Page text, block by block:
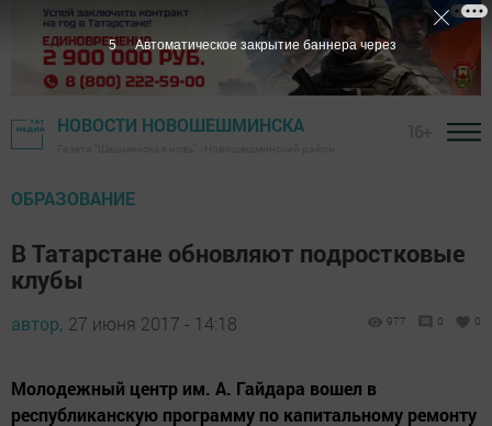
НОВОСТИ НОВОШЕШМИНСКА
ОБРАЗОВАНИЕ
В Татарстане обновляют подростковые
клубы
автор, 27 июня 2017 - 14:18 977 0 0
Молодежный центр им. А. Гайдара вошел в
республиканскую программу по капитальному ремонту
4 Автоматическое закрытие баннера через